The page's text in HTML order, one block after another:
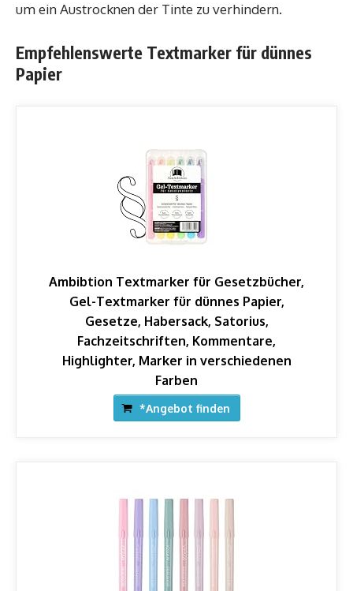
um ein Austrocknen der Tinte zu verhindern.
Empfehlenswerte Textmarker für dünnes
Papier
Ambibtion Textmarker für Gesetzbücher,
Gel-Textmarker für dünnes Papier,
Gesetze, Habersack, Satorius,
Fachzeitschriften, Kommentare,
Highlighter, Marker in verschiedenen
Farben
*Angebot finden